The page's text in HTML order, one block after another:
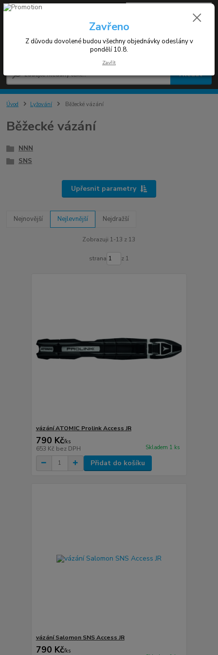
Menu
Hledat
+420 608 030 119
0 Kč
Úvod Lyžování Běžecké vázání
Běžecké vázání
NNN
SNS
Upřesnit parametry
Nejnovější Nejlevnější Nejdražší
Zobrazuji 1-13 z 13
strana z 1
vázání ATOMIC Prolink Access JR
790 Kč/ks
653 Kč bez DPH Skladem 1 ks
Přidat do košíku
vázání Salomon SNS Access JR
790 Kč/ks
Zavřeno
Z důvodu dovolené budou všechny objednávky odeslány v
pondělí 10.8.
Zavřít